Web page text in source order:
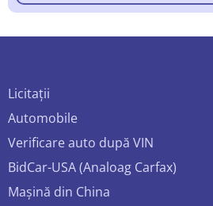
Licitații
Automobile
Verificare auto după VIN
BidCar-USA (Analoag Carfax)
Mașină din China